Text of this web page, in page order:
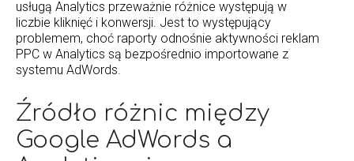
usługą Analytics przeważnie różnice występują w
liczbie kliknięć i konwersji. Jest to występujący
problemem, choć raporty odnośnie aktywności reklam
PPC w Analytics są bezpośrednio importowane z
systemu AdWords.
Źródło różnic między
Google AdWords a